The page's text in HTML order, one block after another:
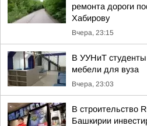
ремонта дороги
Хабирову
Вчера, 23:15
В УУНиТ студенты
мебели для вуза
Вчера, 23:03
В строительство
Башкирии